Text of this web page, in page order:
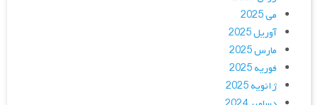
می 2025
آوریل 2025
مارس 2025
فوریه 2025
ژانویه 2025